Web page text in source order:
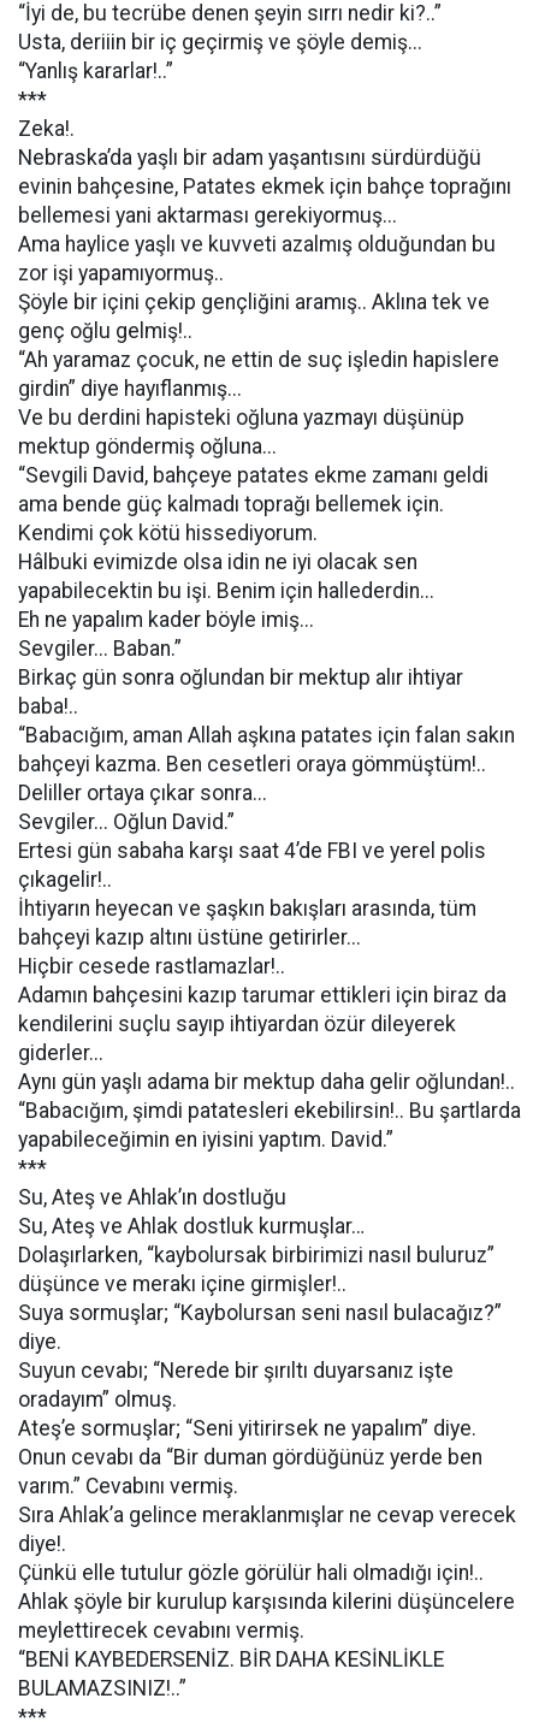
“İyi de, bu tecrübe denen şeyin sırrı nedir ki?..”
Usta, deriiin bir iç geçirmiş ve şöyle demiş...
“Yanlış kararlar!..”
***
Zeka!.
Nebraska’da yaşlı bir adam yaşantısını sürdürdüğü
evinin bahçesine, Patates ekmek için bahçe toprağını
bellemesi yani aktarması gerekiyormuş...
Ama haylice yaşlı ve kuvveti azalmış olduğundan bu
zor işi yapamıyormuş..
Şöyle bir içini çekip gençliğini aramış.. Aklına tek ve
genç oğlu gelmiş!..
“Ah yaramaz çocuk, ne ettin de suç işledin hapislere
girdin” diye hayıflanmış...
Ve bu derdini hapisteki oğluna yazmayı düşünüp
mektup göndermiş oğluna...
“Sevgili David, bahçeye patates ekme zamanı geldi
ama bende güç kalmadı toprağı bellemek için.
Kendimi çok kötü hissediyorum.
Hâlbuki evimizde olsa idin ne iyi olacak sen
yapabilecektin bu işi. Benim için hallederdin...
Eh ne yapalım kader böyle imiş...
Sevgiler... Baban.”
Birkaç gün sonra oğlundan bir mektup alır ihtiyar
baba!..
“Babacığım, aman Allah aşkına patates için falan sakın
bahçeyi kazma. Ben cesetleri oraya gömmüştüm!..
Deliller ortaya çıkar sonra...
Sevgiler... Oğlun David.”
Ertesi gün sabaha karşı saat 4’de FBI ve yerel polis
çıkagelir!..
İhtiyarın heyecan ve şaşkın bakışları arasında, tüm
bahçeyi kazıp altını üstüne getirirler...
Hiçbir cesede rastlamazlar!..
Adamın bahçesini kazıp tarumar ettikleri için biraz da
kendilerini suçlu sayıp ihtiyardan özür dileyerek
giderler...
Aynı gün yaşlı adama bir mektup daha gelir oğlundan!..
“Babacığım, şimdi patatesleri ekebilirsin!.. Bu şartlarda
yapabileceğimin en iyisini yaptım. David.”
***
Su, Ateş ve Ahlak’ın dostluğu
Su, Ateş ve Ahlak dostluk kurmuşlar…
Dolaşırlarken, “kaybolursak birbirimizi nasıl buluruz”
düşünce ve merakı içine girmişler!..
Suya sormuşlar; “Kaybolursan seni nasıl bulacağız?”
diye.
Suyun cevabı; “Nerede bir şırıltı duyarsanız işte
oradayım” olmuş.
Ateş’e sormuşlar; “Seni yitirirsek ne yapalım” diye.
Onun cevabı da “Bir duman gördüğünüz yerde ben
varım.” Cevabını vermiş.
Sıra Ahlak’a gelince meraklanmışlar ne cevap verecek
diye!.
Çünkü elle tutulur gözle görülür hali olmadığı için!..
Ahlak şöyle bir kurulup karşısında kilerini düşüncelere
meylettirecek cevabını vermiş.
“BENİ KAYBEDERSENİZ. BİR DAHA KESİNLİKLE
BULAMAZSINIZ!..”
***